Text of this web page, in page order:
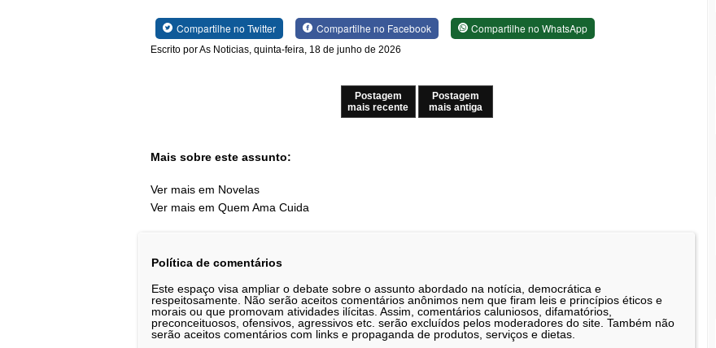
Compartilhe no Twitter Compartilhe no Facebook Compartilhe no WhatsApp
Escrito por As Noticias, quinta-feira, 18 de junho de 2026
Postagem
mais recente
Postagem
mais antiga
Mais sobre este assunto:
Ver mais em Novelas
Ver mais em Quem Ama Cuida
Política de comentários
Este espaço visa ampliar o debate sobre o assunto abordado na notícia, democrática e
respeitosamente. Não serão aceitos comentários anônimos nem que firam leis e princípios éticos e
morais ou que promovam atividades ilícitas. Assim, comentários caluniosos, difamatórios,
preconceituosos, ofensivos, agressivos etc. serão excluídos pelos moderadores do site. Também não
serão aceitos comentários com links e propaganda de produtos, serviços e dietas.